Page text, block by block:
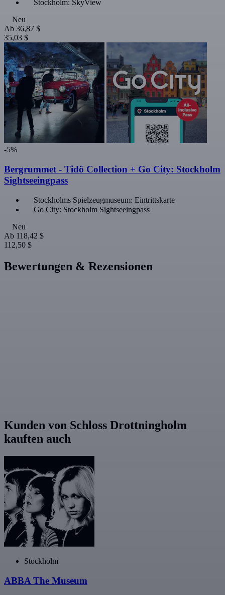
Stockholm: SkyView
Neu
Ab 36,87 $
35,03 $
-5%
Bergrummet - Tidö Collection + Go City: Stockholm
Sightseeingpass
Stockholms Spielzeugmuseum: Eintrittskarte
Go City: Stockholm Sightseeingpass
Neu
Ab 118,42 $
112,50 $
Bewertungen & Rezensionen
Kunden von Schloss Drottningholm
kauften auch
Stockholm
ABBA The Museum